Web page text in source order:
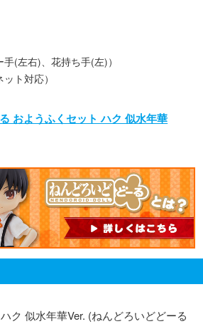
(左右)、花持ち手(左)）
ト対応）
おようふくセット ハク 似水年華
ク 似水年華Ver. (ねんどろいどどーる